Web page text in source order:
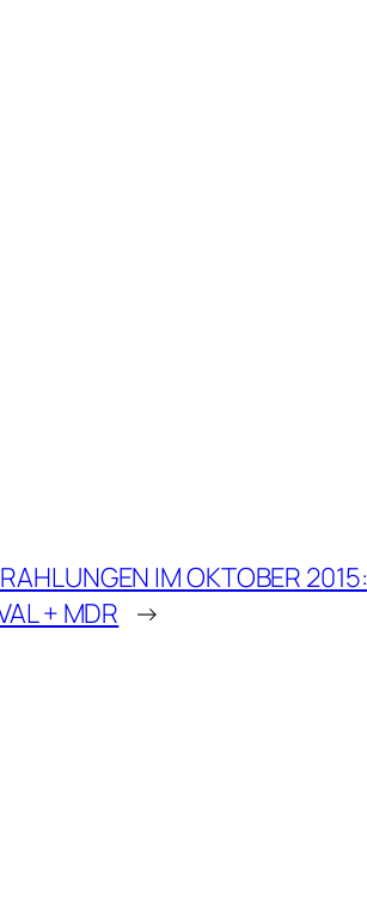
IM OKTOBER 2015:
+ MDR →